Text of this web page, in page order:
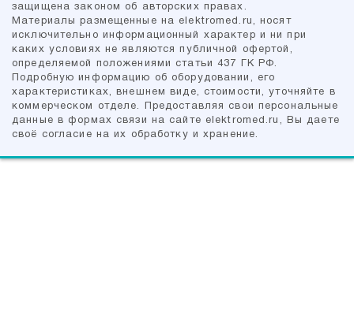
защищена законом об авторских правах.
Материалы размещенные на elektromed.ru, носят
исключительно информационный характер и ни при
каких условиях не являются публичной офертой,
определяемой положениями cтатьи 437 ГК РФ.
Подробную информацию об оборудовании, его
характеристиках, внешнем виде, стоимости, уточняйте в
коммерческом отделе. Предоставляя свои персональные
данные в формах связи на сайте elektromed.ru, Вы даете
своё согласие на их обработку и хранение.